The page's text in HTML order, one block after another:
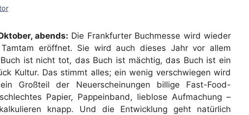
abends: Die Frankfurter Buchmesse wird wieder
eröffnet. Sie wird auch dieses Jahr vor allem
ist nicht tot, das Buch ist mächtig, das Buch ist ein
Kultur. Das stimmt alles; ein wenig verschwiegen wird
Großteil der Neuerscheinungen billige Fast-Food-
Papier, Pappeinband, lieblose Aufmachung –
knapp. Und die Entwicklung geht natürlich